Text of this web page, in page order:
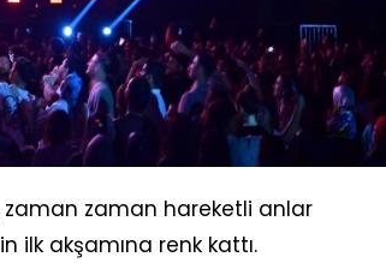
zaman hareketli anlar
ilk akşamına renk kattı.